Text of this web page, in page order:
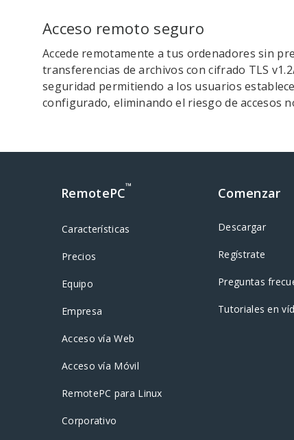
Acceso remoto seguro
Accede remotamente a tus ordenadores sin
transferencias de archivos con cifrado TLS
seguridad permitiendo a los usuarios
configurado, eliminando el riesgo de accesos
RemotePC™
Características
Precios
Equipo
Empresa
Acceso vía Web
Acceso vía Móvil
RemotePC para Linux
Corporativo
Comenzar
Descargar
Regístrate
Preguntas
Tutoriales en